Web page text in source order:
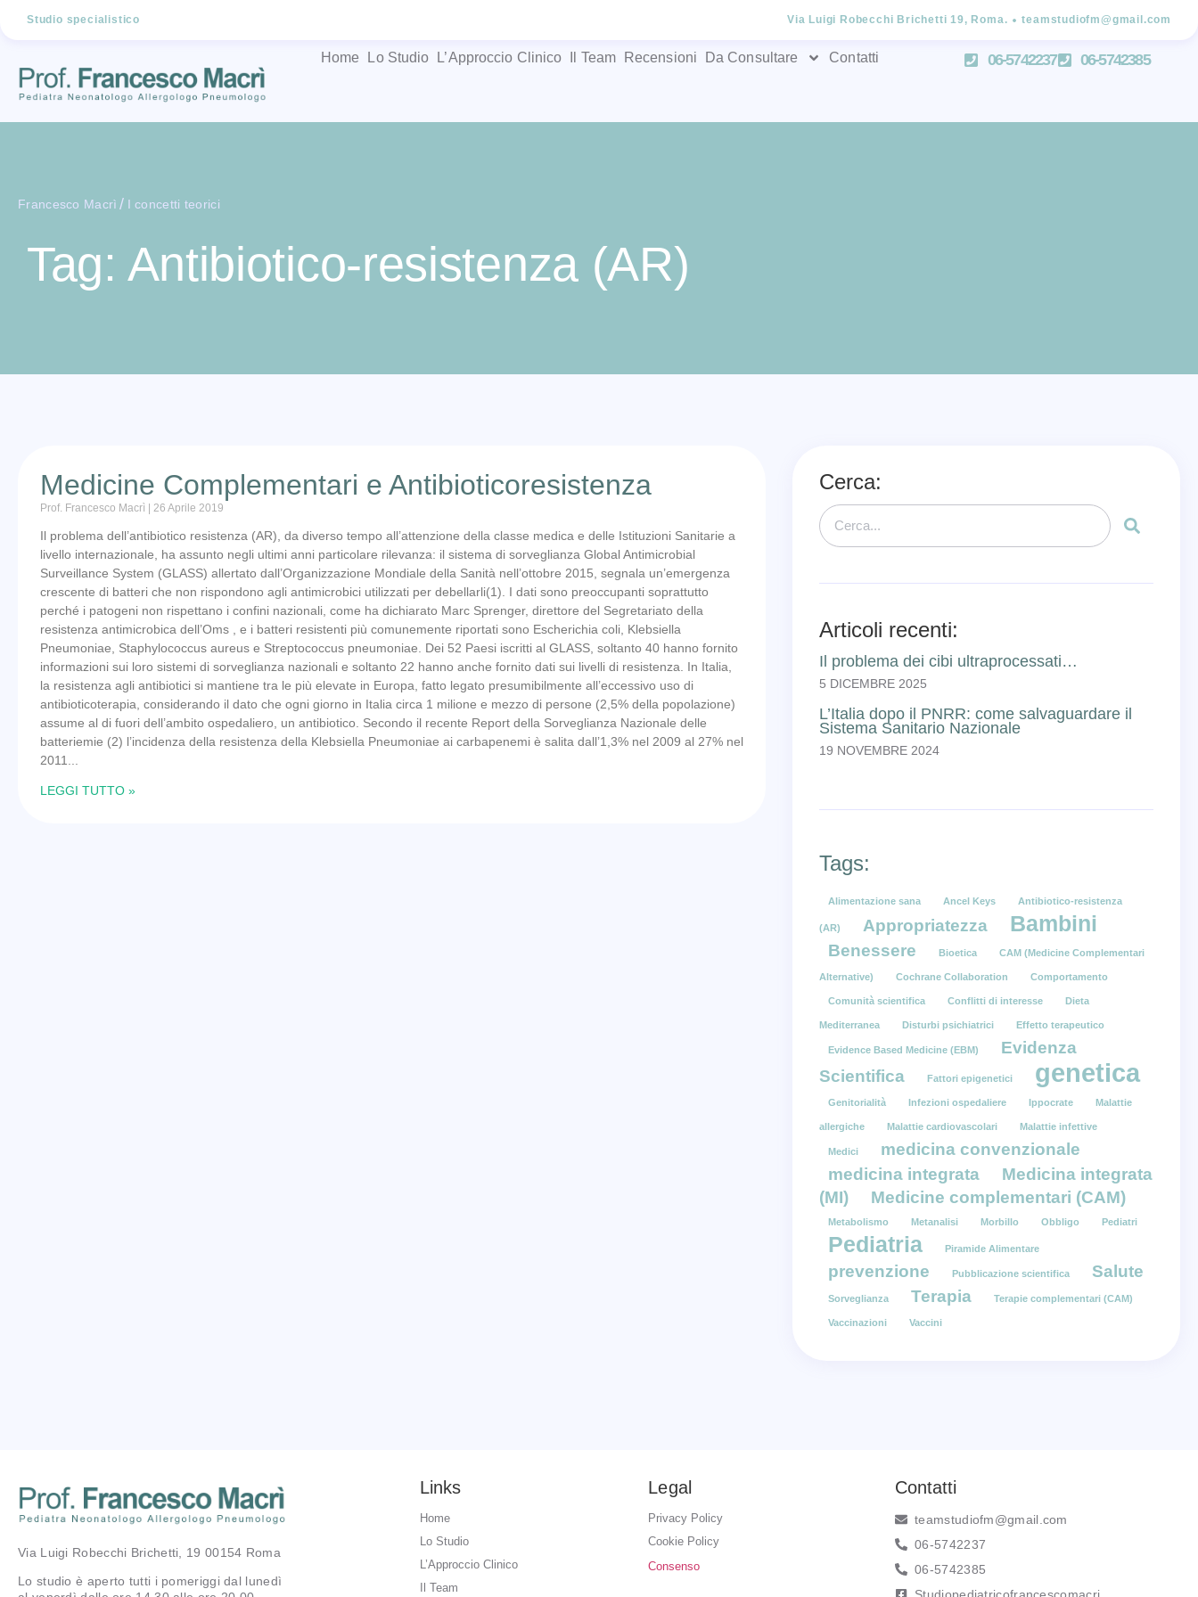
Studio specialistico Via Luigi Robecchi Brichetti 19, Roma. teamstudiofm@gmail.com
Home Lo Studio L’Approccio Clinico Il Team Recensioni Da Consultare Contatti 06-5742237 06-5742385
Francesco Macrì / I concetti teorici
Tag: Antibiotico-resistenza (AR)
Medicine Complementari e Antibioticoresistenza
Prof. Francesco Macrì 26 Aprile 2019
Il problema dell’antibiotico resistenza (AR), da diverso tempo all’attenzione della classe medica e delle Istituzioni Sanitarie a
livello internazionale, ha assunto negli ultimi anni particolare rilevanza: il sistema di sorveglianza Global Antimicrobial
Surveillance System (GLASS) allertato dall’Organizzazione Mondiale della Sanità nell’ottobre 2015, segnala un’emergenza
crescente di batteri che non rispondono agli antimicrobici utilizzati per debellarli(1). I dati sono preoccupanti soprattutto
perché i patogeni non rispettano i confini nazionali, come ha dichiarato Marc Sprenger, direttore del Segretariato della
resistenza antimicrobica dell’Oms , e i batteri resistenti più comunemente riportati sono Escherichia coli, Klebsiella
Pneumoniae, Staphylococcus aureus e Streptococcus pneumoniae. Dei 52 Paesi iscritti al GLASS, soltanto 40 hanno fornito
informazioni sui loro sistemi di sorveglianza nazionali e soltanto 22 hanno anche fornito dati sui livelli di resistenza. In Italia,
la resistenza agli antibiotici si mantiene tra le più elevate in Europa, fatto legato presumibilmente all’eccessivo uso di
antibioticoterapia, considerando il dato che ogni giorno in Italia circa 1 milione e mezzo di persone (2,5% della popolazione)
assume al di fuori dell’ambito ospedaliero, un antibiotico. Secondo il recente Report della Sorveglianza Nazionale delle
batteriemie (2) l’incidenza della resistenza della Klebsiella Pneumoniae ai carbapenemi è salita dall’1,3% nel 2009 al 27% nel
2011
LEGGI TUTTO »
Cerca:
Articoli recenti:
Il problema dei cibi ultraprocessati…
5 DICEMBRE 2025
L’Italia dopo il PNRR: come salvaguardare il
Sistema Sanitario Nazionale
19 NOVEMBRE 2024
Tags:
Alimentazione sana Ancel Keys Antibiotico-resistenza
(AR) Appropriatezza Bambini
Benessere Bioetica CAM (Medicine Complementari
Alternative) Cochrane Collaboration Comportamento
Comunità scientifica Conflitti di interesse Dieta
Mediterranea Disturbi psichiatrici Effetto terapeutico
Evidence Based Medicine (EBM)
Evidenza
Scientifica
Fattori epigenetici genetica
Genitorialità Infezioni ospedaliere Ippocrate Malattie
allergiche Malattie cardiovascolari Malattie infettive
Medici
medicina convenzionale
medicina integrata
Medicina integrata
(MI)
Medicine complementari (CAM)
Metabolismo Metanalisi Morbillo Obbligo Pediatri
Pediatria Piramide Alimentare
prevenzione Pubblicazione scientifica Salute
Sorveglianza Terapia Terapie complementari (CAM)
Vaccinazioni Vaccini
Via Luigi Robecchi Brichetti, 19 00154 Roma
Lo studio è aperto tutti i pomeriggi dal lunedì
Links
Home
Lo Studio
L’Approccio Clinico
Il Team
Legal
Privacy Policy
Cookie Policy
Consenso
Contatti
teamstudiofm@gmail.com
06-5742237
06-5742385
Studiopediatricofrancescomacri